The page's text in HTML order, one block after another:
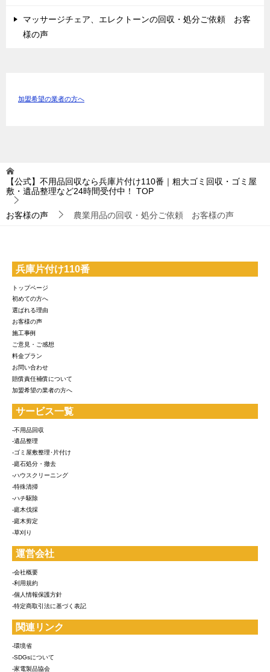
マッサージチェア、エレクトーンの回収・処分ご依頼 お客
様の声
加盟希望の業者の方へ
【公式】不用品回収なら兵庫片付け110番｜粗大ゴミ回収・ゴミ屋
敷・遺品整理など24時間受付中！
TOP
お客様の声 農業用品の回収・処分ご依頼 お客様の声
兵庫片付け110番
トップページ
初めての方へ
選ばれる理由
お客様の声
施工事例
ご意見・ご感想
料金プラン
お問い合わせ
賠償責任補償について
加盟希望の業者の方へ
サービス一覧
-不用品回収
-遺品整理
-ゴミ屋敷整理･片付け
-庭石処分・撤去
-ハウスクリーニング
-特殊清掃
-ハチ駆除
-庭木伐採
-庭木剪定
-草刈り
運営会社
-会社概要
-利用規約
-個人情報保護方針
-特定商取引法に基づく表記
関連リンク
-環境省
-SDGsについて
-家電製品協会